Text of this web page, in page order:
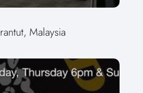
Malaysia